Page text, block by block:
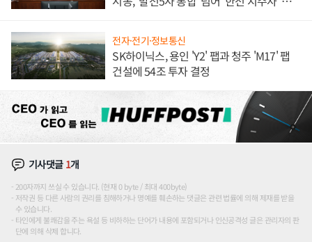
전자·전기·정보통신
SK하이닉스, 용인 'Y2' 팹과 청주 'M17' 팹
건설에 54조 투자 결정
기사댓글 1개
200자까지 쓰실 수 있습니다. (현재 0 byte / 최대 400byte)
저작권 등 다른 사람의 권리를 침해하거나 명예를 훼손하는 댓글은 관련 법률에 의해 제재를 받을
수 있습니다.
타인에게 불쾌감을 주는 욕설 등 비하하는 단어가 내용에 포함되거나 인신공격성 글은 관리자의 판
단에 의해 삭제 합니다.